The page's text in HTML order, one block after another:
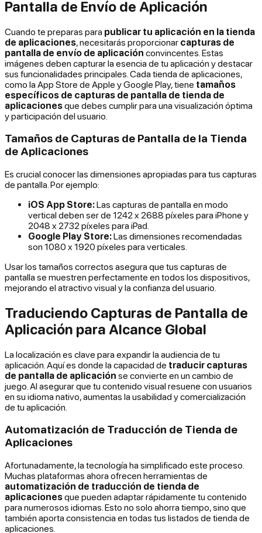
Pantalla de Envío de Aplicación
Cuando te preparas para publicar tu aplicación en la tienda
de aplicaciones , necesitarás proporcionar capturas de
pantalla de envío de aplicación convincentes. Estas
imágenes deben capturar la esencia de tu aplicación y destacar
sus funcionalidades principales. Cada tienda de aplicaciones,
como la App Store de Apple y Google Play, tiene tamaños
específicos de capturas de pantalla de tienda de
aplicacionesque debes cumplir para una visualización óptima
y participación del usuario.
Tamaños de Capturas de Pantalla de la Tienda
de Aplicaciones
Es crucial conocer las dimensiones apropiadas para tus capturas
de pantalla. Por ejemplo:
iOS App Store:Las capturas de pantalla en modo
vertical deben ser de 1242 x 2688 píxeles para iPhone y
2048 x 2732 píxeles para iPad.
Google Play Store:Las dimensiones recomendadas
son 1080 x 1920 píxeles para verticales.
Usar los tamaños correctos asegura que tus capturas de
pantalla se muestren perfectamente en todos los dispositivos,
mejorando el atractivo visual y la confianza del usuario.
Traduciendo Capturas de Pantalla de
Aplicación para Alcance Global
La localización es clave para expandir la audiencia de tu
aplicación. Aquí es donde la capacidad de traducir capturas
de pantalla de aplicación se convierte en un cambio de
juego. Al asegurar que tu contenido visual resuene con usuarios
en su idioma nativo, aumentas la usabilidad y comercialización
de tu aplicación.
Automatización de Traducción de Tienda de
Aplicaciones
Afortunadamente, la tecnología ha simplificado este proceso.
Muchas plataformas ahora ofrecen herramientas de
automatización de traducción de tienda de
aplicacionesque pueden adaptar rápidamente tu contenido
para numerosos idiomas. Esto no solo ahorra tiempo, sino que
también aporta consistencia en todas tus listados de tienda de
aplicaciones.